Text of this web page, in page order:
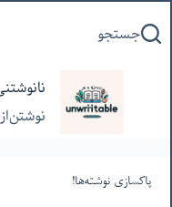
به
جستجو
پاکسازی نوشته‌ها!